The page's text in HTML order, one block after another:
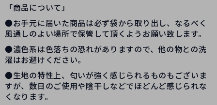
「商品について」
●お手元に届いた商品は必ず袋から取り出し、なるべく
風通しのよい場所で保管して頂くようお願い致します。
●濃色系は色落ちの恐れがありますので、他の物との洗
濯はお避けください。
●生地の特性上、匂いが強く感じられるものもございま
すが、数日のご使用や陰干しなどでほどんど感じられな
くなります。